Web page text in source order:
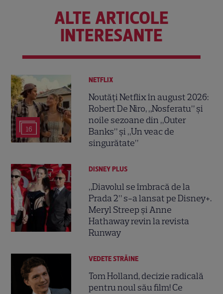
ALTE ARTICOLE
INTERESANTE
16
NETFLIX
Noutăți Netflix în august 2026:
Robert De Niro, „Nosferatu” și
noile sezoane din „Outer
Banks” și „Un veac de
singurătate”
DISNEY PLUS
„Diavolul se îmbracă de la
Prada 2” s-a lansat pe Disney+.
Meryl Streep și Anne
Hathaway revin la revista
Runway
VEDETE STRĂINE
Tom Holland, decizie radicală
pentru noul său film! Ce